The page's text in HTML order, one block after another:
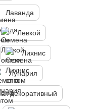
Лаванда
Левкой
Лихнис
Лунария
декоративный